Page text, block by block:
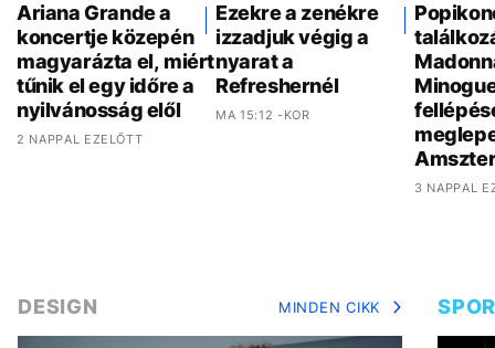
Ariana Grande a
koncertje közepén
magyarázta el, miért
tűnik el egy időre a
nyilvánosság elől
2 NAPPAL EZELŐTT
Ezekre a zenékre
izzadjuk végig a
nyarat a
Refreshernél
MA 15:12 -KOR
3 NAPPAL
DESIGN MINDEN CIKK